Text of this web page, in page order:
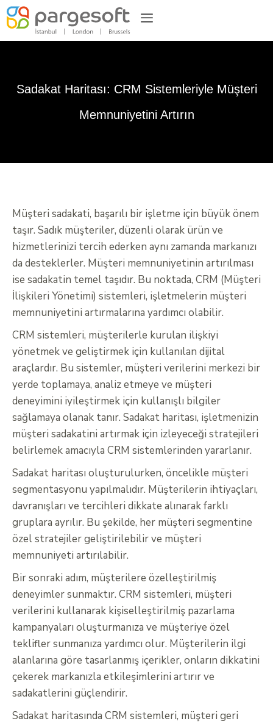
Sadakat Haritası: CRM Sistemleriyle Müşteri
Memnuniyetini Artırın
Müşteri sadakati, başarılı bir işletme için büyük önem
taşır. Sadık müşteriler, düzenli olarak ürün ve
hizmetlerinizi tercih ederken aynı zamanda markanızı
da desteklerler. Müşteri memnuniyetinin artırılması
ise sadakatin temel taşıdır. Bu noktada, CRM (Müşteri
İlişkileri Yönetimi) sistemleri, işletmelerin müşteri
memnuniyetini artırmalarına yardımcı olabilir.
CRM sistemleri, müşterilerle kurulan ilişkiyi
yönetmek ve geliştirmek için kullanılan dijital
araçlardır. Bu sistemler, müşteri verilerini merkezi bir
yerde toplamaya, analiz etmeye ve müşteri
deneyimini iyileştirmek için kullanışlı bilgiler
sağlamaya olanak tanır. Sadakat haritası, işletmenizin
müşteri sadakatini artırmak için izleyeceği stratejileri
belirlemek amacıyla CRM sistemlerinden yararlanır.
Sadakat haritası oluşturulurken, öncelikle müşteri
segmentasyonu yapılmalıdır. Müşterilerin ihtiyaçları,
davranışları ve tercihleri dikkate alınarak farklı
gruplara ayrılır. Bu şekilde, her müşteri segmentine
özel stratejiler geliştirilebilir ve müşteri
memnuniyeti artırılabilir.
Bir sonraki adım, müşterilere özelleştirilmiş
deneyimler sunmaktır. CRM sistemleri, müşteri
verilerini kullanarak kişiselleştirilmiş pazarlama
kampanyaları oluşturmanıza ve müşteriye özel
teklifler sunmanıza yardımcı olur. Müşterilerin ilgi
alanlarına göre tasarlanmış içerikler, onların dikkatini
çekerek markanızla etkileşimlerini artırır ve
sadakatlerini güçlendirir.
Sadakat haritasında CRM sistemleri, müşteri geri